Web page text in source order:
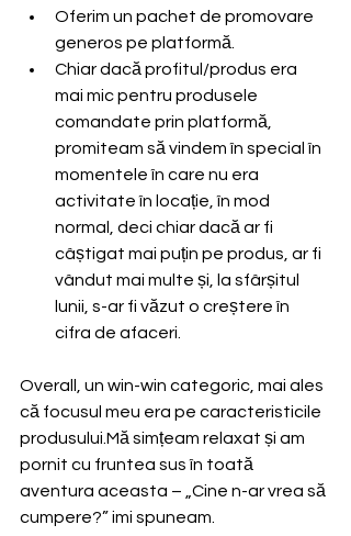
Oferim un pachet de promovare
generos pe platformă.
Chiar dacă profitul/produs era
mai mic pentru produsele
comandate prin platformă,
promiteam să vindem în special în
momentele în care nu era
activitate în locație, în mod
normal, deci chiar dacă ar fi
câștigat mai puțin pe produs, ar fi
vândut mai multe și, la sfârșitul
lunii, s-ar fi văzut o creștere în
cifra de afaceri.
Overall, un win-win categoric, mai ales
că focusul meu era pe caracteristicile
produsului.Mă simțeam relaxat și am
pornit cu fruntea sus în toată
aventura aceasta – „Cine n-ar vrea să
cumpere?” imi spuneam.